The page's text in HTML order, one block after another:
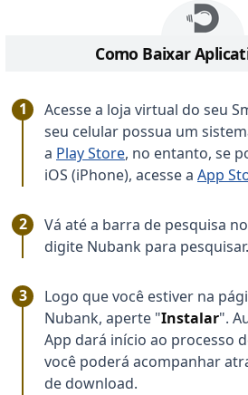
Como Baixar
Acesse a loja virtual do seu
seu celular possua um
a Play Store, no entanto, se
iOS (iPhone), acesse a App
Vá até a barra de pesquisa
digite Nubank para pesquisar.
Logo que você estiver na
Nubank, aperte "Instalar".
App dará início ao processo
você poderá acompanhar
de download.